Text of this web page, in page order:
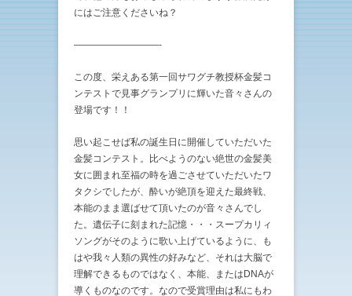
にはご注意くださいね？
—————————-
この度、栄えある第一回サワグチ教授杯金髪コ
ンテストで見事グランプリに輝いた音々さんの
登場です！！
思い起こせば私の誕生日に開催していただいた
金髪コンテスト。比べようのない絶世の金髪美
女に囲まれ至福の時を過ごさせていただいたワ
タクシでしたが、酔いが絶頂を迎えた最終戦、
本能のまま選ばせて頂いたのが音々さんでし
た。遺伝子に刻まれた記憶・・・スープカリィ
ソングがそのように歌い上げているように、も
はや我々人類の異性の好みなど、それは大脳で
理解できるものではなく、本能、またはDNAが
導くものなのです。なので受賞理由は私にもわ